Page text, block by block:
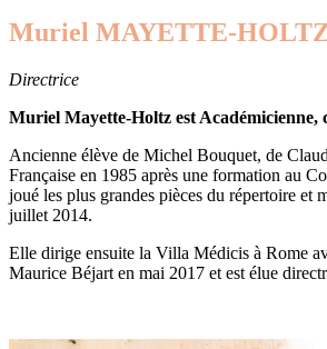
Muriel MAYETTE-
Directrice
Muriel Mayette-Holtz est Académicienne,
Ancienne élève de Michel Bouquet, de
Française en 1985 après une formation au
joué les plus grandes pièces du répertoire et
juillet 2014.
Elle dirige ensuite la Villa Médicis à Rome
Maurice Béjart en mai 2017 et est élue